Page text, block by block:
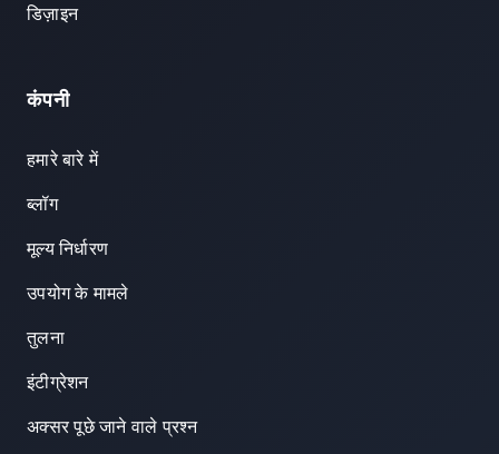
डिज़ाइन
कंपनी
हमारे बारे में
ब्लॉग
मूल्य निर्धारण
उपयोग के मामले
तुलना
इंटीग्रेशन
अक्सर पूछे जाने वाले प्रश्न